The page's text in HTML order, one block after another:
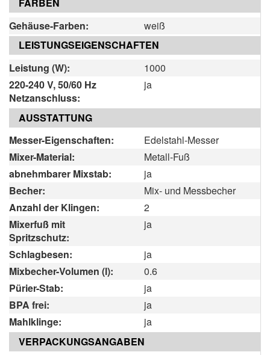
Gehäuse-Farben:
weiß
LEISTUNGSEIGENSCHAFTEN
Leistung (W):
1000
220-240 V, 50/60 Hz
Netzanschluss:
ja
AUSSTATTUNG
Messer-Eigenschaften:
Edelstahl-Messer
Mixer-Material:
Metall-Fuß
abnehmbarer Mixstab:
ja
Becher:
Mix- und Messbecher
Anzahl der Klingen:
2
Mixerfuß mit
Spritzschutz:
ja
Schlagbesen:
ja
Mixbecher-Volumen (l):
0.6
Pürier-Stab:
ja
BPA frei:
ja
Mahlklinge:
ja
VERPACKUNGSANGABEN